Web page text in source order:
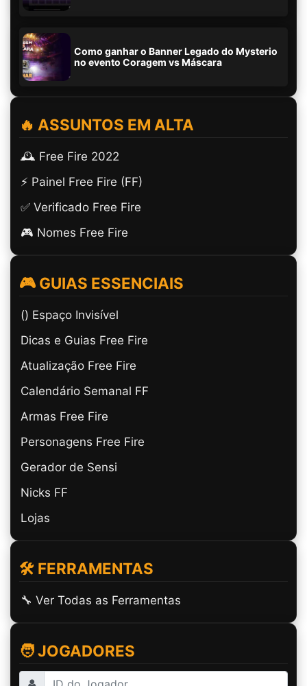
Como ganhar o Banner Legado do Mysterio
no evento Coragem vs Máscara
🔥 ASSUNTOS EM ALTA
🕰️ Free Fire 2022
⚡ Painel Free Fire (FF)
✅ Verificado Free Fire
🎮 Nomes Free Fire
🎮 GUIAS ESSENCIAIS
(ㅤ) Espaço Invisível
Dicas e Guias Free Fire
Atualização Free Fire
Calendário Semanal FF
Armas Free Fire
Personagens Free Fire
Gerador de Sensi
Nicks FF
Lojas
🛠️ FERRAMENTAS
🔧 Ver Todas as Ferramentas
🧑 JOGADORES